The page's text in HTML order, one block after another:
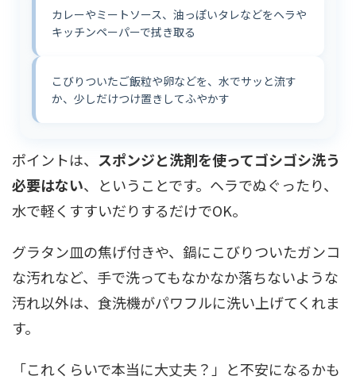
カレーやミートソース、油っぽいタレなどをヘラや
キッチンペーパーで拭き取る
こびりついたご飯粒や卵などを、水でサッと流す
か、少しだけつけ置きしてふやかす
ポイントは、 スポンジと洗剤を使ってゴシゴシ洗う
必要はない、ということです。ヘラでぬぐったり、
水で軽くすすいだりするだけでOK。
グラタン皿の焦げ付きや、鍋にこびりついたガンコ
な汚れなど、手で洗ってもなかなか落ちないような
汚れ以外は、食洗機がパワフルに洗い上げてくれま
す。
「これくらいで本当に大丈夫？」と不安になるかも